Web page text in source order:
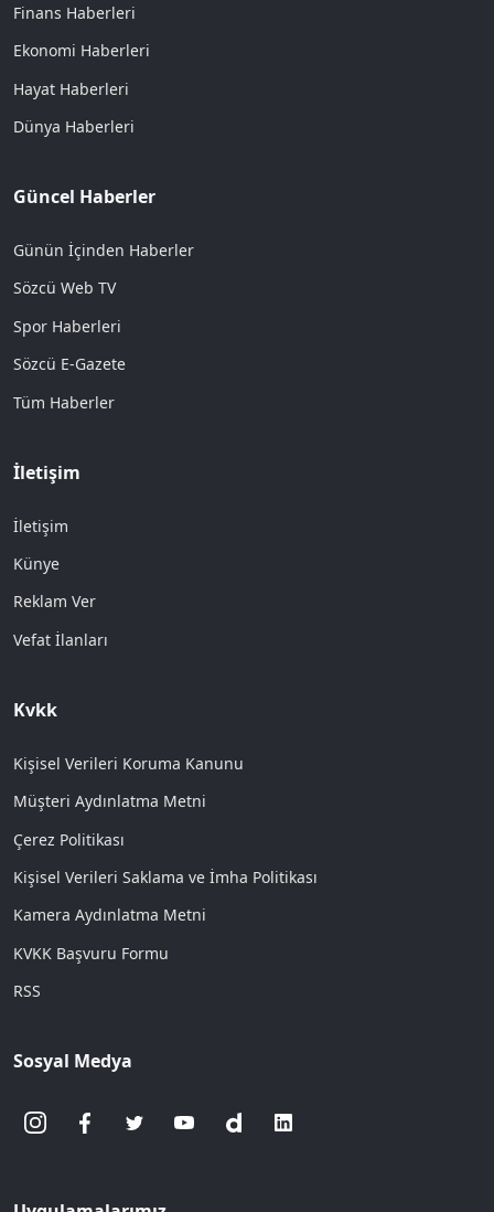
Finans Haberleri
Ekonomi Haberleri
Hayat Haberleri
Dünya Haberleri
Güncel Haberler
Günün İçinden Haberler
Sözcü Web TV
Spor Haberleri
Sözcü E-Gazete
Tüm Haberler
İletişim
İletişim
Künye
Reklam Ver
Vefat İlanları
Kvkk
Kişisel Verileri Koruma Kanunu
Müşteri Aydınlatma Metni
Çerez Politikası
Kişisel Verileri Saklama ve İmha Politikası
Kamera Aydınlatma Metni
KVKK Başvuru Formu
RSS
Sosyal Medya